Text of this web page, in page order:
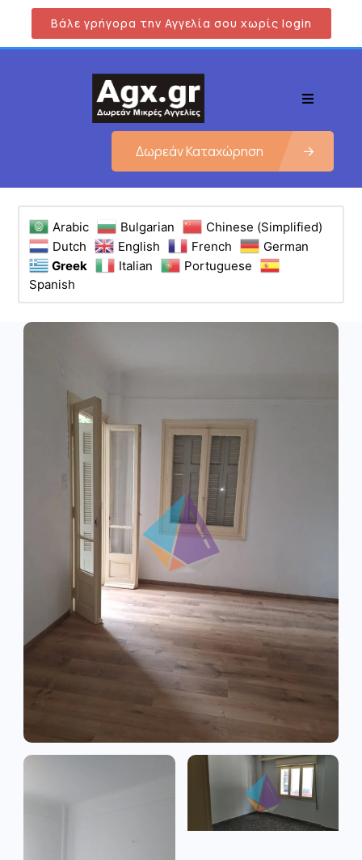
Βάλε γρήγορα την Αγγελία σου χωρίς login
Δωρεάν Καταχώρηση
Arabic Bulgarian
Chinese (Simplified)
Dutch
English French
German
Greek
Italian
Portuguese
Spanish